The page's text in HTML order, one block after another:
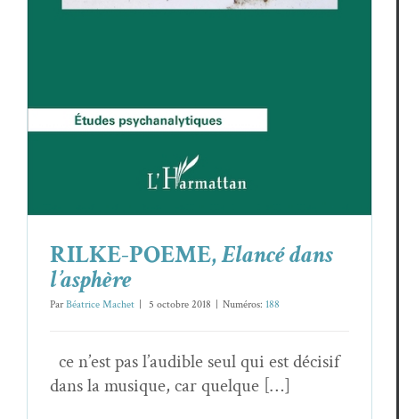
RILKE-POEME,Elancé dans
l’asphère
ParBéatrice Machet 5 octo­bre 2018 Numéros: 188
ce n’est pas l’audible seul qui est décisif
dans la musique, car quelque […]